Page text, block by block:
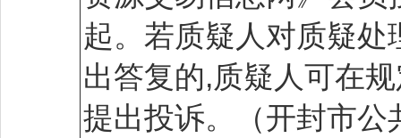
起。若质疑人对质疑
出答复的,质疑人可在
提出投诉。（开封市公